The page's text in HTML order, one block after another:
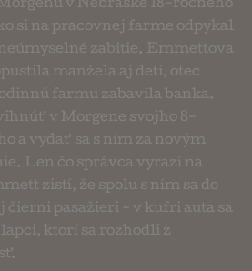
v Nebraske 18-ročného
si na pracovnej farme odpykal
zabitie. Emmettova
manžela aj deti, otec
farmu zabavila banka.
v Morgene svojho 8-
a vydať sa s ním za novým
Len čo správca vyrazí na
zistí, že spolu s ním sa do
čierni pasažieri - v kufri auta sa
ktorí sa rozhodli z